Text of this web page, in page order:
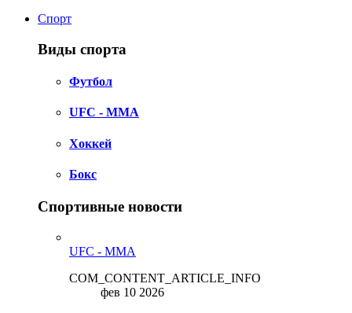
Спорт
Виды спорта
Футбол
UFC - MMA
Хоккей
Бокс
Спортивные новости
UFC - MMA
COM_CONTENT_ARTICLE_INFO
фев 10 2026